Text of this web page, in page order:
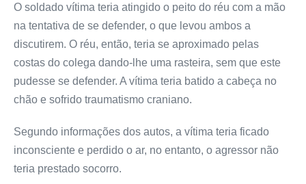
O soldado vítima teria atingido o peito do réu com a mão
na tentativa de se defender, o que levou ambos a
discutirem. O réu, então, teria se aproximado pelas
costas do colega dando-lhe uma rasteira, sem que este
pudesse se defender. A vítima teria batido a cabeça no
chão e sofrido traumatismo craniano.
Segundo informações dos autos, a vítima teria ficado
inconsciente e perdido o ar, no entanto, o agressor não
teria prestado socorro.